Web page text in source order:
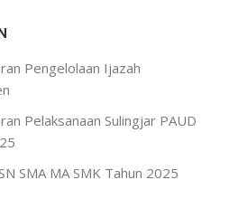
Pengelolaan Ijazah
Pelaksanaan Sulingjar PAUD
SMA MA SMK Tahun 2025